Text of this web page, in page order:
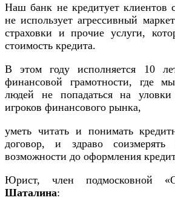
Наш банк не кредитует
не использует агрессивный
страховки и прочие услуги,
стоимость кредита.
В этом году исполняется 10
финансовой грамотности, где
людей не попадаться на уловки
игроков финансового рынка,
уметь читать и понимать
договор, и здраво
возможности до оформления
Юрист, член подмосковной
Шаталина: